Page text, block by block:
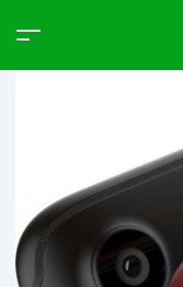
Products
Type to